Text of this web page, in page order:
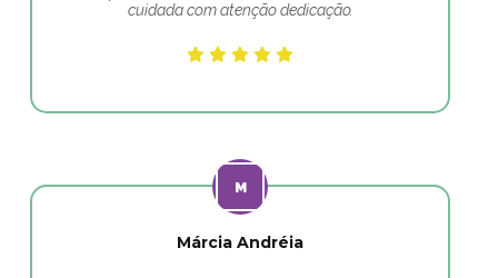
cuidada com atenção dedicação.
Márcia Andréia